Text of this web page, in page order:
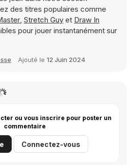
des titres populaires comme
, Stretch Guy et Draw In
pour jouer instantanément sur
Ajouté le 12 Juin 2024
ou vous inscrire pour poster un
commentaire
Connectez-vous